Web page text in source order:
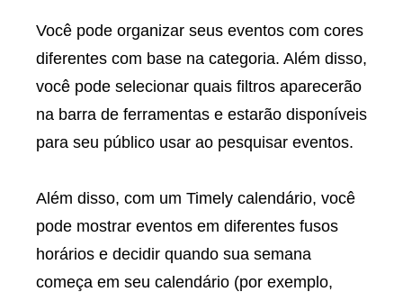
Você pode organizar seus eventos com cores
diferentes com base na categoria. Além disso,
você pode selecionar quais filtros aparecerão
na barra de ferramentas e estarão disponíveis
para seu público usar ao pesquisar eventos.
Além disso, com um Timely calendário, você
pode mostrar eventos em diferentes fusos
horários e decidir quando sua semana
começa em seu calendário (por exemplo,